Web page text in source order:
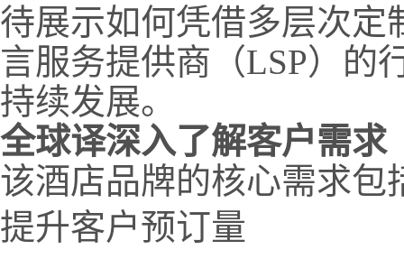
待展示如何凭借多层次定
言服务提供商（LSP）的
持续发展。
全球译深入了解客户需求
该酒店品牌的核心需求包
提升客户预订量